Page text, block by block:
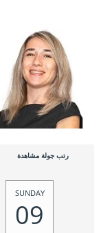
رتب جولة مشاهدة
SUNDAY
09